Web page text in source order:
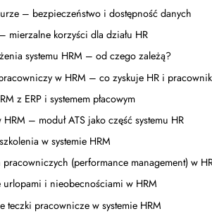
– bezpieczeństwo i dostępność danych
mierzalne korzyści dla działu HR
systemu HRM – od czego zależą?
w HRM – co zyskuje HR i
z ERP i systemem płacowym
HRM – moduł ATS jako część systemu HR
w systemie HRM
pracowniczych (performance management) w
urlopami i nieobecnościami w HRM
teczki pracownicze w systemie HRM